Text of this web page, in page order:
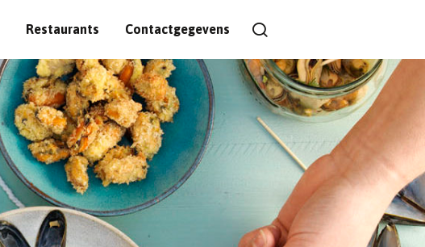
Restaurants Contactgegevens